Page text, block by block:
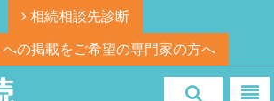
相続相談先診断
の掲載をご希望の専門家の方へ